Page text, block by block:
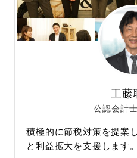
工藤
公認会計
積極的に節税対策を提案
と利益拡大を支援します